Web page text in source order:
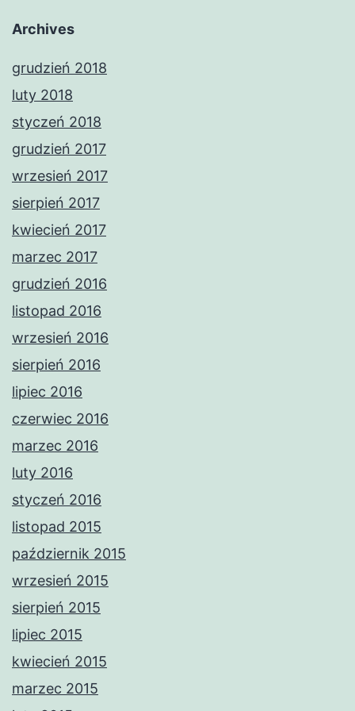
Archives
grudzień 2018
luty 2018
styczeń 2018
grudzień 2017
wrzesień 2017
sierpień 2017
kwiecień 2017
marzec 2017
grudzień 2016
listopad 2016
wrzesień 2016
sierpień 2016
lipiec 2016
czerwiec 2016
marzec 2016
luty 2016
styczeń 2016
listopad 2015
październik 2015
wrzesień 2015
sierpień 2015
lipiec 2015
kwiecień 2015
marzec 2015